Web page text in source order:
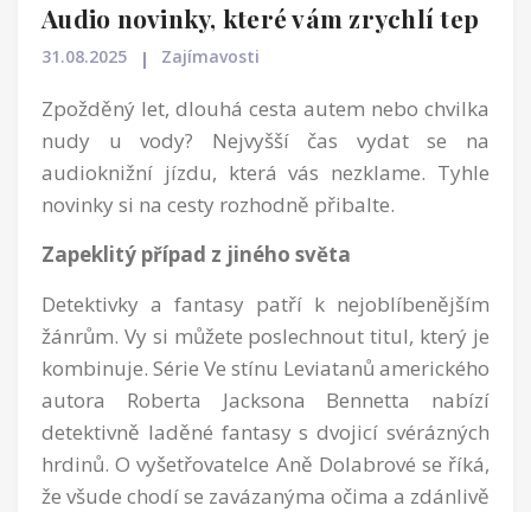
Audio novinky, které vám zrychlí tep
31.08.2025 Zajímavosti
Zpožděný let, dlouhá cesta autem nebo chvilka
nudy u vody? Nejvyšší čas vydat se na
audioknižní jízdu, která vás nezklame. Tyhle
novinky si na cesty rozhodně přibalte.
Zapeklitý případ z jiného světa
Detektivky a fantasy patří k nejoblíbenějším
žánrům. Vy si můžete poslechnout titul, který je
kombinuje. Série Ve stínu Leviatanů amerického
autora Roberta Jacksona Bennetta nabízí
detektivně laděné fantasy s dvojicí svérázných
hrdinů. O vyšetřovatelce Aně Dolabrové se říká,
že všude chodí se zavázanýma očima a zdánlivě